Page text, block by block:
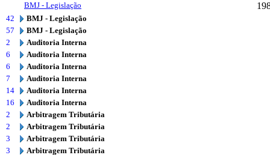
BMJ - Legislação
42
BMJ - Legislação
57
BMJ - Legislação
2
Auditoria Interna
6
Auditoria Interna
6
Auditoria Interna
7
Auditoria Interna
14
Auditoria Interna
16
Auditoria Interna
2
Arbitragem Tributária
2
Arbitragem Tributária
3
Arbitragem Tributária
3
Arbitragem Tributária